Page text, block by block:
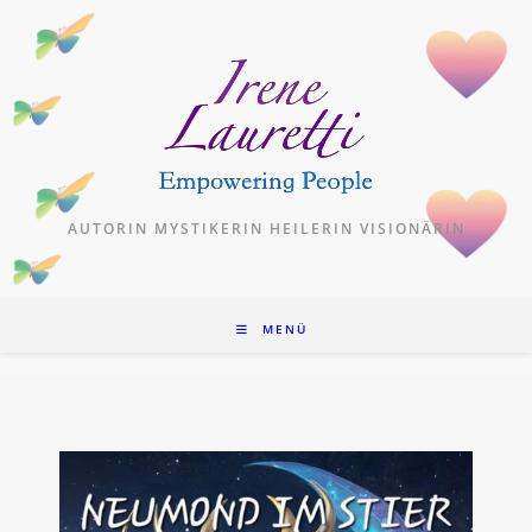
Inhalt
AUTORIN MYSTIKERIN HEILERIN VISIONÄRIN
MENÜ